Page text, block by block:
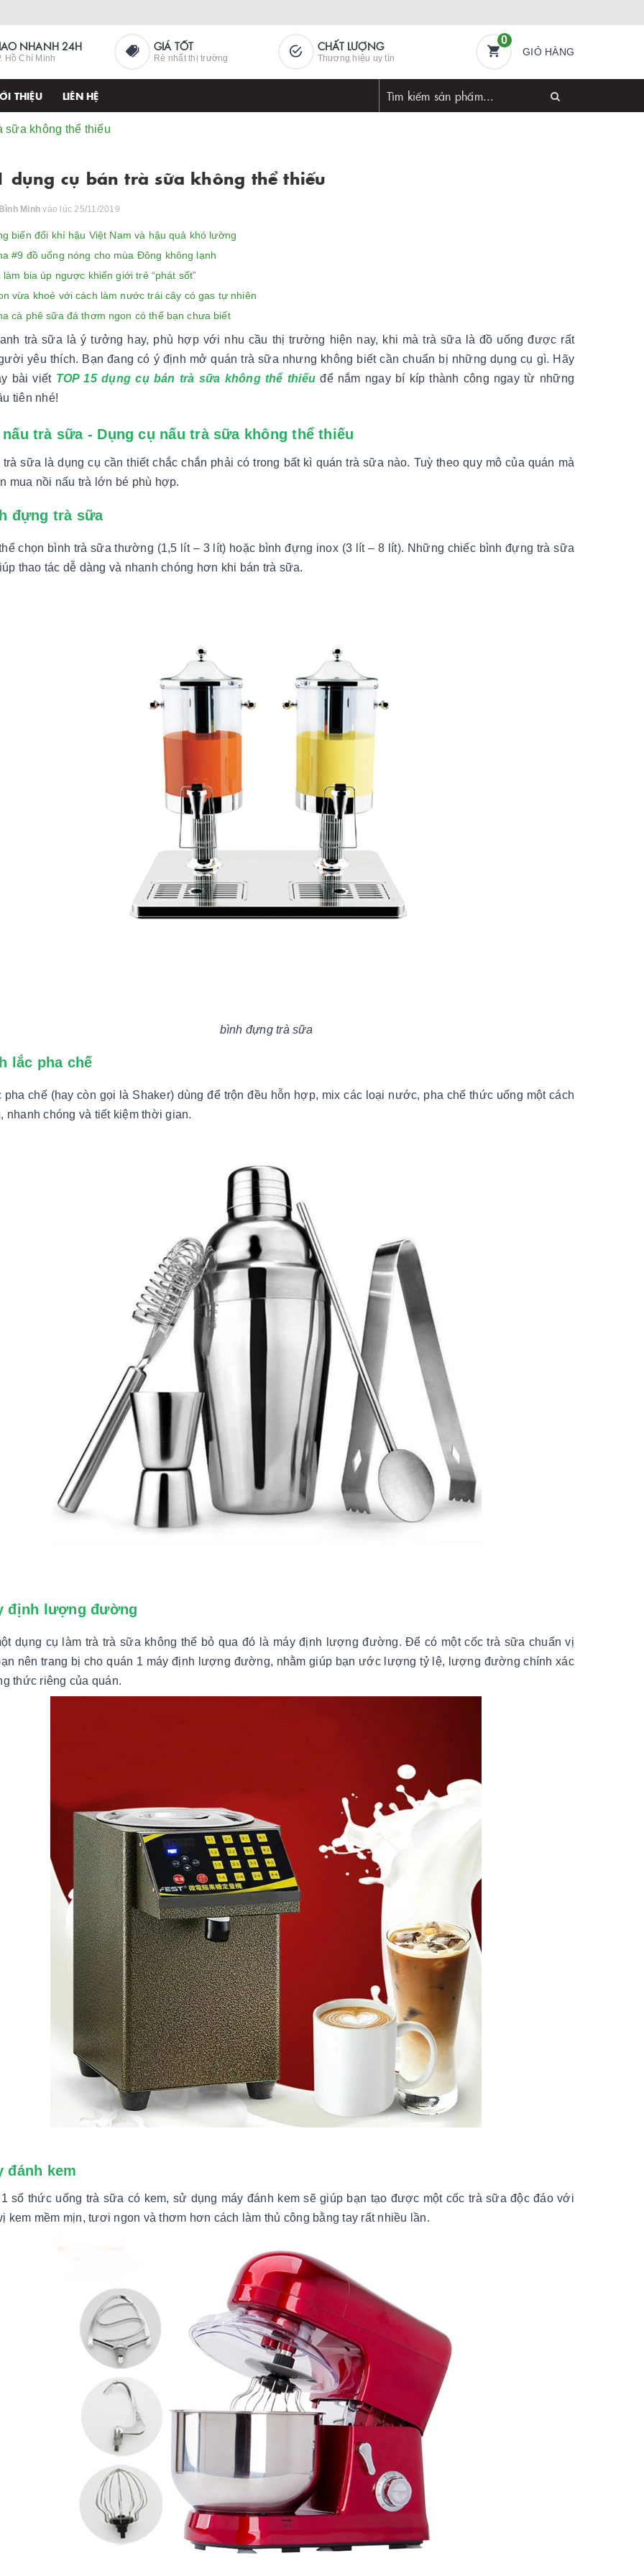
NHANH 24H
Hồ Chí Minh
GIÁ TỐT
Rẻ nhất thị trường
CHẤT LƯỢNG
Thương hiệu uy tín
0
GIỎ HÀNG
THIỆU LIÊN HỆ
sữa không thể thiếu
dụng cụ bán trà sữa không thể thiếu
Bình Minh vào lúc 25/11/2019
biến đổi khí hậu Việt Nam và hậu quả khó lường
#9 đồ uống nóng cho mùa Đông không lạnh
bia úp ngược khiến giới trẻ “phát sốt”
vừa khoẻ với cách làm nước trái cây có gas tự nhiên
cà phê sữa đá thơm ngon có thể bạn chưa biết
trà sữa là ý tưởng hay, phù hợp với nhu cầu thị trường hiện nay, khi mà trà sữa là đồ uống được rất
yêu thích. Bạn đang có ý định mở quán trà sữa nhưng không biết cần chuẩn bị những dụng cụ gì. Hãy
bài viết TOP 15 dụng cụ bán trà sữa không thể thiếu để nắm ngay bí kíp thành công ngay từ những
tiên nhé!
nấu trà sữa - Dụng cụ nấu trà sữa không thể thiếu
trà sữa là dụng cụ cần thiết chắc chắn phải có trong bất kì quán trà sữa nào. Tuỳ theo quy mô của quán mà
mua nồi nấu trà lớn bé phù hợp.
đựng trà sữa
chọn bình trà sữa thường (1,5 lít – 3 lít) hoặc bình đựng inox (3 lít – 8 lít). Những chiếc bình đựng trà sữa
thao tác dễ dàng và nhanh chóng hơn khi bán trà sữa.
bình đựng trà sữa
lắc pha chế
pha chế (hay còn gọi là Shaker) dùng để trộn đều hỗn hợp, mix các loại nước, pha chế thức uống một cách
nhanh chóng và tiết kiệm thời gian.
định lượng đường
dụng cụ làm trà trà sữa không thể bỏ qua đó là máy định lượng đường. Để có một cốc trà sữa chuẩn vị
nên trang bị cho quán 1 máy định lượng đường, nhằm giúp bạn ước lượng tỷ lệ, lượng đường chính xác
thức riêng của quán.
đánh kem
số thức uống trà sữa có kem, sử dụng máy đánh kem sẽ giúp bạn tạo được một cốc trà sữa độc đáo với
kem mềm mịn, tươi ngon và thơm hơn cách làm thủ công bằng tay rất nhiều lần.